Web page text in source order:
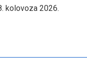
kolovoza 2026.